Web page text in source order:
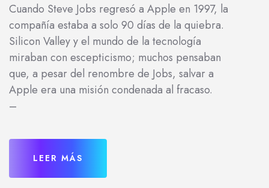
Cuando Steve Jobs regresó a Apple en 1997, la
compañía estaba a solo 90 días de la quiebra.
Silicon Valley y el mundo de la tecnología
miraban con escepticismo; muchos pensaban
que, a pesar del renombre de Jobs, salvar a
Apple era una misión condenada al fracaso.
–
LEER MÁS